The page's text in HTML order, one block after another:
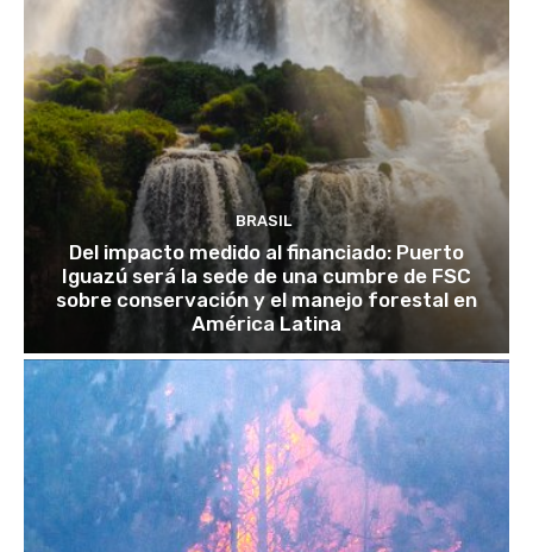
BRASIL
Del impacto medido al financiado: Puerto
Iguazú será la sede de una cumbre de FSC
sobre conservación y el manejo forestal en
América Latina